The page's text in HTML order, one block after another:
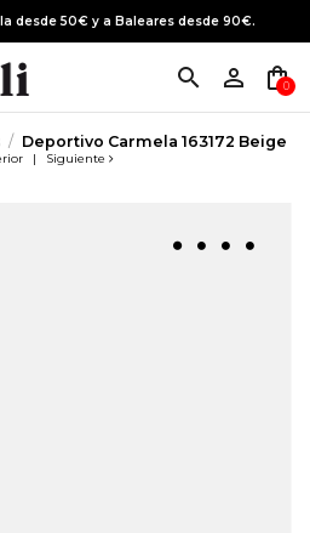
desde 50€ y a Baleares desde 90€.
search person_outline shopping_bag
0
Deportivo Carmela 163172 Beige
| Siguiente